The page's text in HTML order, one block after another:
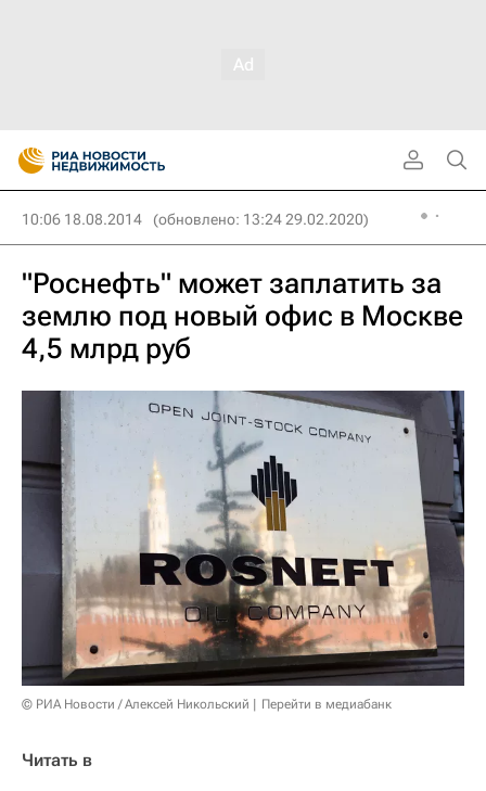
10:06 18.08.2014 (обновлено: 13:24 29.02.2020)
"Роснефть" может заплатить за
землю под новый офис в Москве
4,5 млрд руб
© РИА Новости / Алексей Никольский Перейти в медиабанк
Читать в